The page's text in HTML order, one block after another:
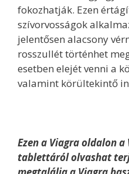
fokozhatják. Ezen
szívorvosságok
jelentősen alacsony
rosszullét történhet
esetben elejét venni a
valamint körültekintő
Ezen a Viagra oldalon
tablettáról olvashat